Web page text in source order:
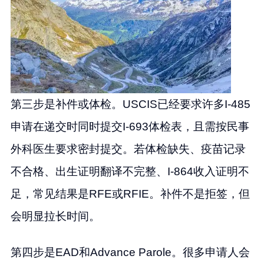
第三步是补件或体检。USCIS已经要求许多I-485
申请在递交时同时提交I-693体检表，且需按民事
外科医生要求密封提交。若体检缺失、疫苗记录
不合格、出生证明翻译不完整、I-864收入证明不
足，常见结果是RFE或RFIE。补件不是拒签，但
会明显拉长时间。
第四步是EAD和Advance Parole。很多申请人会